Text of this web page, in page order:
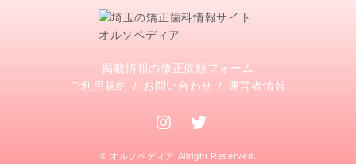
掲載情報の修正依頼フォーム
ご利用規約
お問い合わせ 運営者情報
© オルソペディア Allright Reserved.